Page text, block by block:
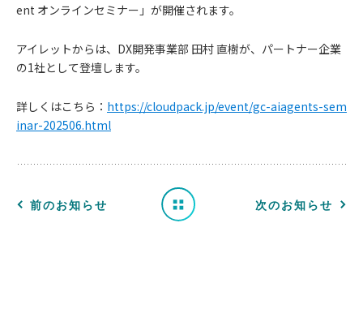
ent オンラインセミナー」が開催されます。
アイレットからは、DX開発事業部 田村 直樹が、パートナー企業
の1社として登壇します。
詳しくはこちら： https://cloudpack.jp/event/gc-aiagents-sem
inar-202506.html
前のお知らせ
せ
一 次のお知らせ